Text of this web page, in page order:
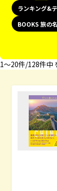
ランキング&
BOOKS 旅の
1〜20件/128件中